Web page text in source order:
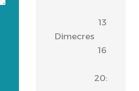
Dimecres
13:30
16:30
20:00